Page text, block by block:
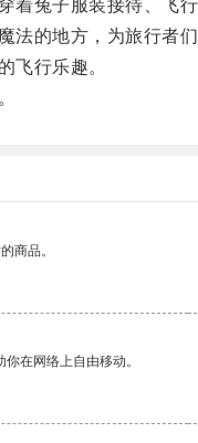
兔子服装接待、飞行
的地方，为旅行者们
行乐趣。
商品。
在网络上自由移动。